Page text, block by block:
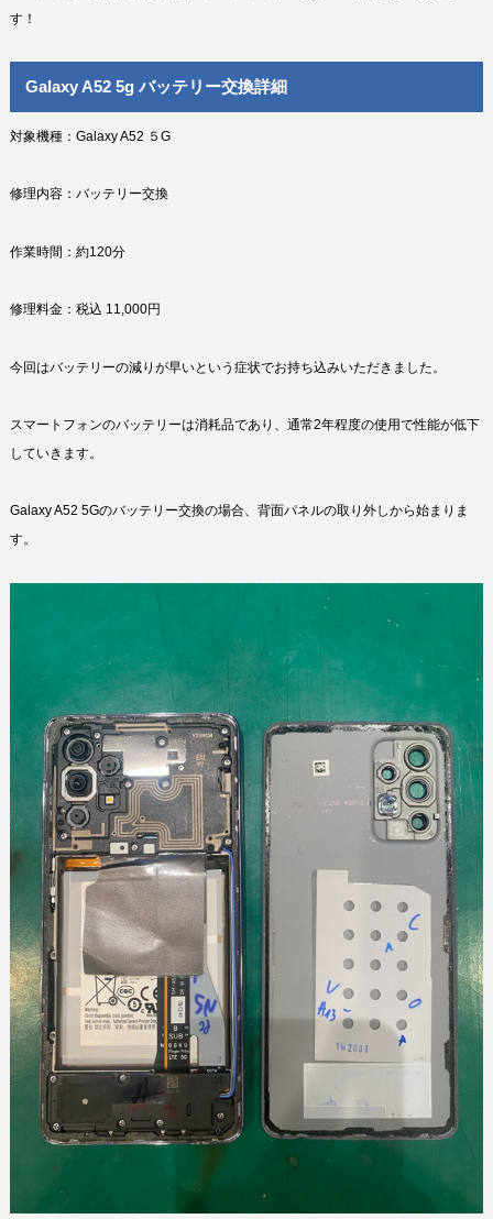
す！
Galaxy A52 5g バッテリー交換詳細
対象機種：Galaxy A52 ５G
修理内容：バッテリー交換
作業時間：約120分
修理料金：税込 11,000円
今回はバッテリーの減りが早いという症状でお持ち込みいただきました。
スマートフォンのバッテリーは消耗品であり、通常2年程度の使用で性能が低下
していきます。
Galaxy A52 5Gのバッテリー交換の場合、背面パネルの取り外しから始まりま
す。